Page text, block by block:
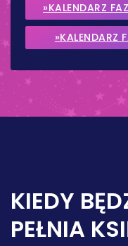
»KALENDARZ
»KALENDARZ
KIEDY
PEŁNIA